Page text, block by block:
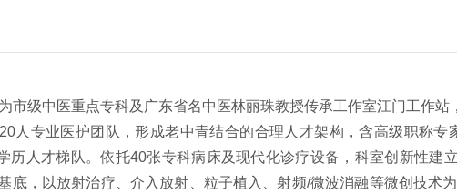
级中医重点专科及广东省名中医林丽珠教授传承工作室江门工作站
人专业医护团队，形成老中青结合的合理人才架构，含高级职称
人才梯队。依托40张专科病床及现代化诊疗设备，科室创新性建
底，以放射治疗、介入放射、粒子植入、射频/微波消融等微创技术